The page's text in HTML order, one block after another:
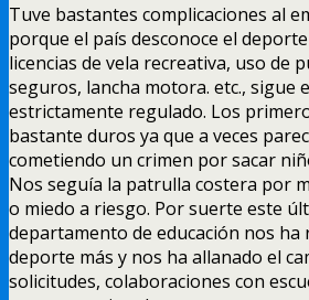
Tuve bastantes complicaciones al
porque el país desconoce el
licencias de vela recreativa, uso de
seguros, lancha motora. etc., sigue
estrictamente regulado. Los
bastante duros ya que a veces
cometiendo un crimen por sacar
Nos seguía la patrulla costera por
o miedo a riesgo. Por suerte este
departamento de educación nos ha
deporte más y nos ha allanado el
solicitudes, colaboraciones con